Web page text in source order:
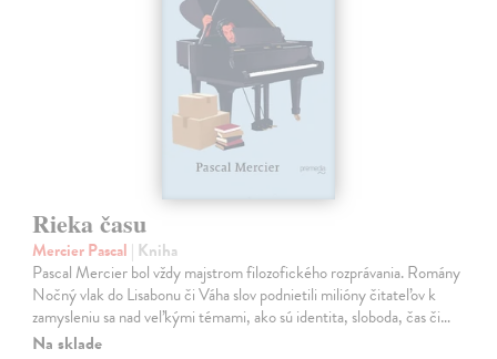
Rieka času
Mercier Pascal | Kniha
Pascal Mercier bol vždy majstrom filozofického rozprávania. Romány
Nočný vlak do Lisabonu či Váha slov podnietili milióny čitateľov k
zamysleniu sa nad veľkými témami, ako sú identita, sloboda, čas či…
Na sklade